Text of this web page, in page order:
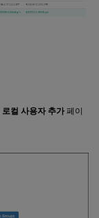
로컬 사용자 추가 페이